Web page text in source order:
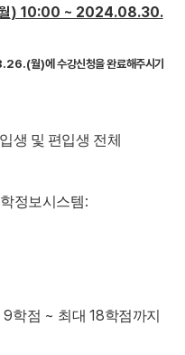
) 10:00 ~ 2024.08.30.
월)에 수강신청을 완료해주시기
생 및 편입생 전체
정보시스템:
9학점 ~ 최대 18학점까지